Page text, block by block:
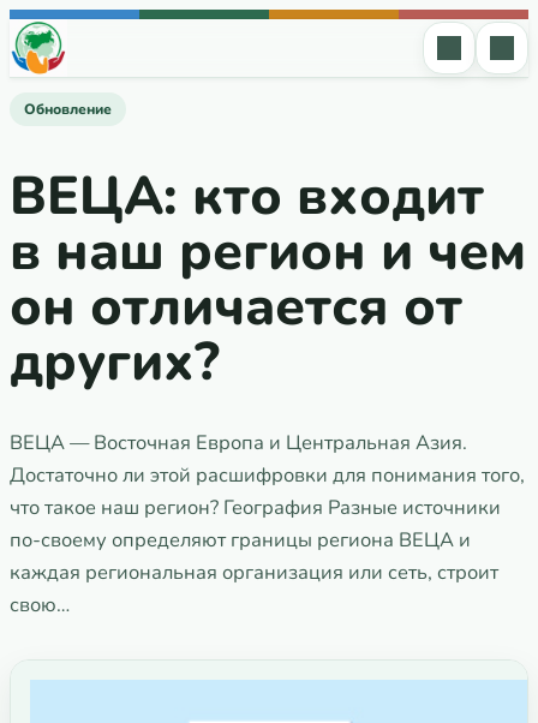
Перейти к содержимому
Обновление
ВЕЦА: кто входит
в наш регион и чем
он отличается от
других?
ВЕЦА — Восточная Европа и Центральная Азия.
Достаточно ли этой расшифровки для понимания того,
что такое наш регион? География Разные источники
по-своему определяют границы региона ВЕЦА и
каждая региональная организация или сеть, строит
свою…